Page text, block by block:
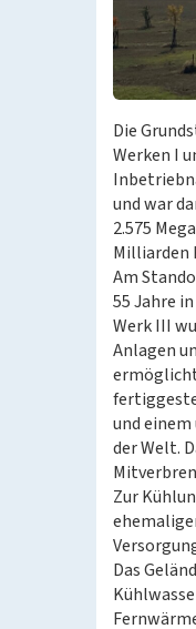
Die
Werken I
und war
2.575
Milliarden
Am
55 Jahre
Werk III
Anlagen
und
der Welt.
Zur
Das